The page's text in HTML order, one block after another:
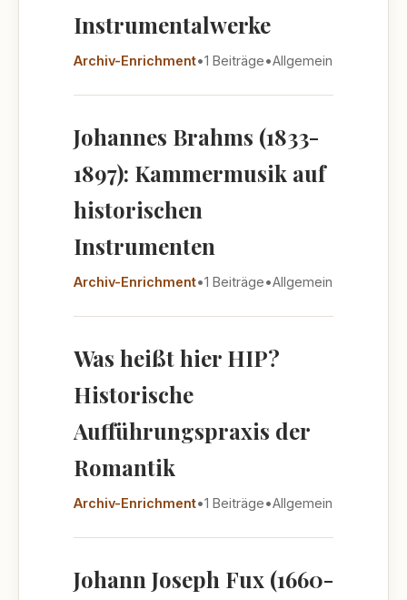
Instrumentalwerke
Archiv-Enrichment•1 Beiträge•Allgemein
Johannes Brahms (1833-
1897): Kammermusik auf
historischen
Instrumenten
Archiv-Enrichment•1 Beiträge•Allgemein
Was heißt hier HIP?
Historische
Aufführungspraxis der
Romantik
Archiv-Enrichment•1 Beiträge•Allgemein
Johann Joseph Fux (1660-